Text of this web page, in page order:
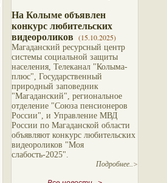
На Колыме объявлен
конкурс любительских
видеороликов (15.10.2025)
Магаданский ресурсный центр
системы социальной защиты
населения, Телеканал "Колыма-
плюс", Государственный
природный заповедник
"Магаданский", региональное
отделение "Союза пенсионеров
России", и Управление МВД
России по Магаданской области
объявляют конкурс любительских
видеороликов "Моя
слабость-2025".
Подробнее..>